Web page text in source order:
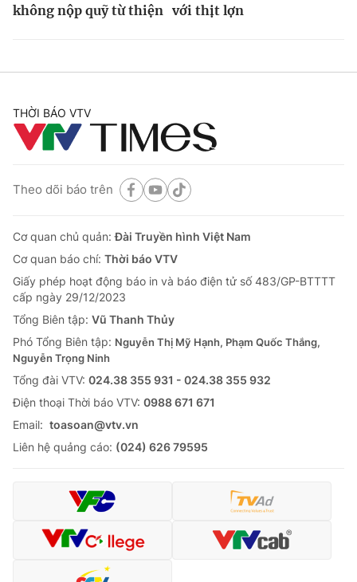
không nộp quỹ từ thiện với thịt lợn
THỜI BÁO VTV
Theo dõi báo trên
Cơ quan chủ quản:Đài Truyền hình Việt Nam
Cơ quan báo chí: Thời báo VTV
Giấy phép hoạt động báo in và báo điện tử số 483/GP-BTTTT
cấp ngày 29/12/2023
Tổng Biên tập: Vũ Thanh Thủy
Phó Tổng Biên tập: Nguyễn Thị Mỹ Hạnh, Phạm Quốc Thắng,
Nguyễn Trọng Ninh
Tổng đài VTV: 024.38 355 931 - 024.38 355 932
Ðiện thoại Thời báo VTV: 0988 671 671
Email: toasoan@vtv.vn
Liên hệ quảng cáo: (024) 626 79595